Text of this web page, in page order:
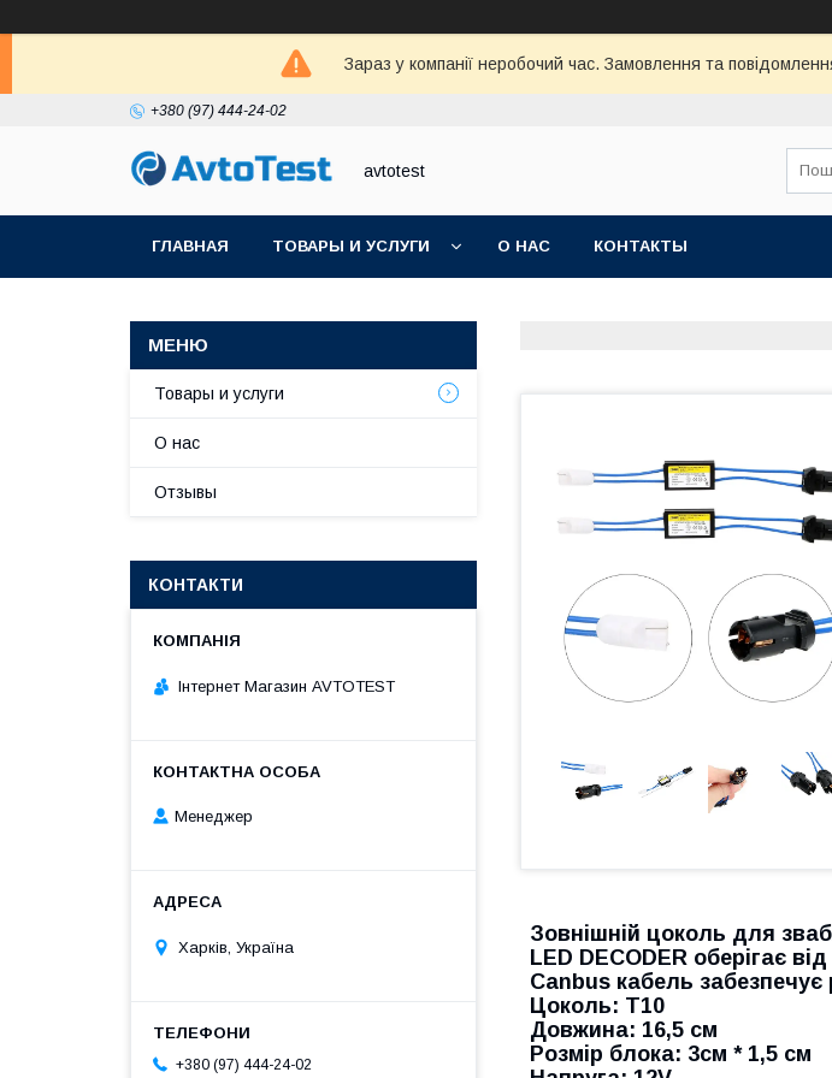
Зараз у компанії неробочий час. Замовлення та
+380 (97) 444-24-02
avtotest
ГЛАВНАЯ ТОВАРЫ И УСЛУГИ О НАС КОНТАКТЫ
Зовнішній цоколь для
LED DECODER оберігає
Canbus кабель
Цоколь: Т10
Довжина: 16,5 см
Розмір блока: 3см * 1,5 см
Товары и услуги
О нас
Отзывы
КОНТАКТИ
Інтернет Магазин AVTOTEST
Менеджер
Харків, Україна
+380 (97) 444-24-02